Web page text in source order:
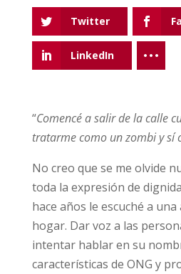
Twitter
LinkedIn
“Comencé a salir de la calle
tratarme como un zombi y sí
No creo que se me olvide
toda la expresión de
hace años le escuché a
hogar. Dar voz a las
intentar hablar en su
características de ONG y